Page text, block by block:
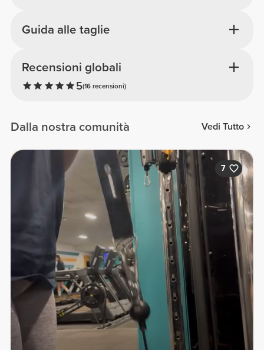
Recensioni globali
5(16 recensioni)
Guida alle taglie
Dalla nostra comunità Vedi Tutto
7